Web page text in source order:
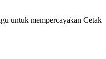
untuk mempercayakan Cetak